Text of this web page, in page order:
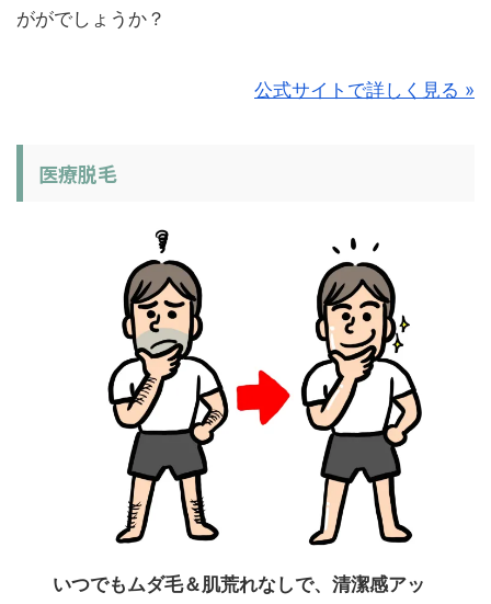
ががでしょうか？
公式サイトで詳しく見る »
医療脱毛
いつでもムダ毛＆肌荒れなしで、清潔感アッ